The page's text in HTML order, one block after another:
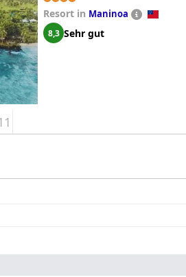
Resort in Maninoa
8,3 Sehr gut